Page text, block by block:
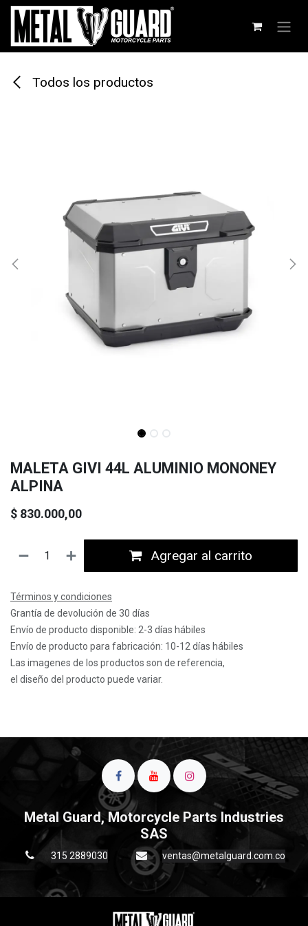
Ir al contenido
Todos los productos
MALETA GIVI 44L ALUMINIO MONONEY
ALPINA
$ 830.000,00
Agregar al carrito
Términos y condiciones
Grantía de devolución de 30 días
Envío de producto disponible: 2-3 días hábiles
Envío de producto para fabricación: 10-12 días hábiles
Las imagenes de los productos son de referencia,
el diseño del producto puede variar.
Metal Guard, Motorcycle Parts Industries
SAS
315 2889030 ventas@metalguard.com.co